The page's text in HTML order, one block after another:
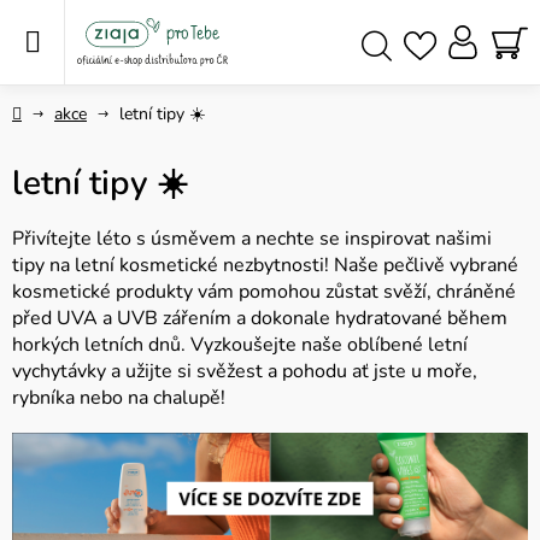
Domůakce letní tipy ☀️
letní tipy ☀️
Přivítejte léto s úsměvem a nechte se inspirovat našimi
tipy na letní kosmetické nezbytnosti! Naše pečlivě vybrané
kosmetické produkty vám pomohou zůstat svěží, chráněné
před UVA a UVB zářením a dokonale hydratované během
horkých letních dnů. Vyzkoušejte naše oblíbené letní
vychytávky a užijte si svěžest a pohodu ať jste u moře,
rybníka nebo na chalupě!